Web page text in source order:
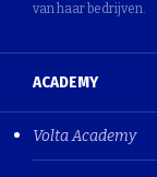
van haar bedrijven.
ACADEMY
Volta Academy